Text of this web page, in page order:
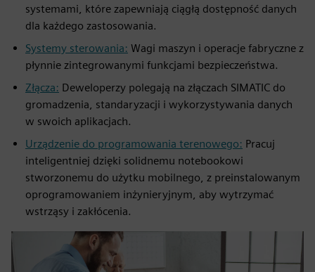
systemami, które zapewniają ciągłą dostępność danych
dla każdego zastosowania.
Systemy sterowania: Wagi maszyn i operacje fabryczne z
płynnie zintegrowanymi funkcjami bezpieczeństwa.
Złącza: Deweloperzy polegają na złączach SIMATIC do
gromadzenia, standaryzacji i wykorzystywania danych
w swoich aplikacjach.
Urządzenie do programowania terenowego: Pracuj
inteligentniej dzięki solidnemu notebookowi
stworzonemu do użytku mobilnego, z preinstalowanym
oprogramowaniem inżynieryjnym, aby wytrzymać
wstrząsy i zakłócenia.